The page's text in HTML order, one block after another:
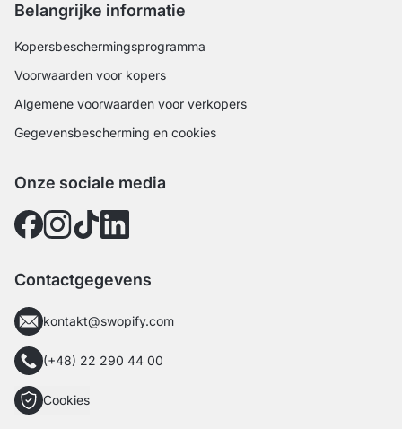
Belangrijke informatie
Kopersbeschermingsprogramma
Voorwaarden voor kopers
Algemene voorwaarden voor verkopers
Gegevensbescherming en cookies
Onze sociale media
Contactgegevens
kontakt@swopify.com
(+48) 22 290 44 00
Cookies